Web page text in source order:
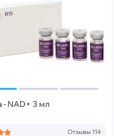
- NAD+ 3 мл
Отзывы 114